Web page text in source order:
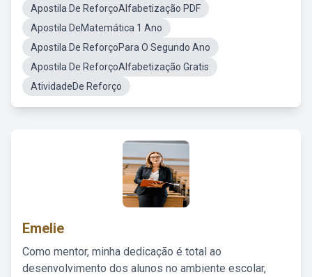
Apostila De ReforçoAlfabetização PDF
Apostila DeMatemática 1 Ano
Apostila De ReforçoPara O Segundo Ano
Apostila De ReforçoAlfabetização Gratis
AtividadeDe Reforço
Emelie
Como mentor, minha dedicação é total ao
desenvolvimento dos alunos no ambiente escolar,